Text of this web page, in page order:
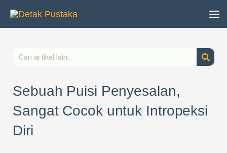
Lewati
Search
Sebuah Puisi Penyesalan,
Sangat Cocok untuk Intropeksi
Diri